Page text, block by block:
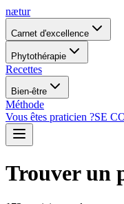
nætur
Carnet d'excellence
Phytothérapie
Recettes
Bien-être
Méthode
Vous êtes praticien ?SE
Trouver un